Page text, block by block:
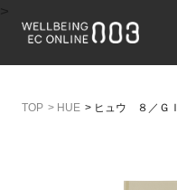
> HUE > ヒュウ ８／ＧＩ